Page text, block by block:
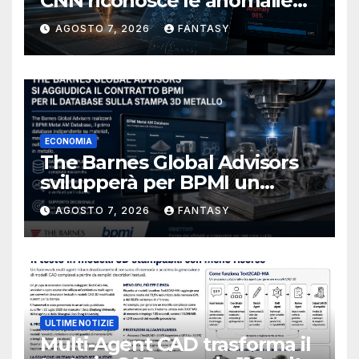
del bagno di fusione
AGOSTO 7, 2026 FANTASY
ECONOMIA
The Barnes Global Advisors
svilupperà per BPMI un
database per la stampa 3D
metallica destinata alla filiera
navale statunitense
AGOSTO 7, 2026 FANTASY
ULTIME NOTIZIE
Multi-Agent CAD trasforma il